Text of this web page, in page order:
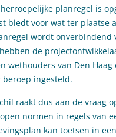
planregel is
biedt voor wat ter plaatse
wordt onverbindend
de
wethouders van Den Haag
ingesteld.
raakt dus aan de vraag
normen in regels van
kan toetsen in een